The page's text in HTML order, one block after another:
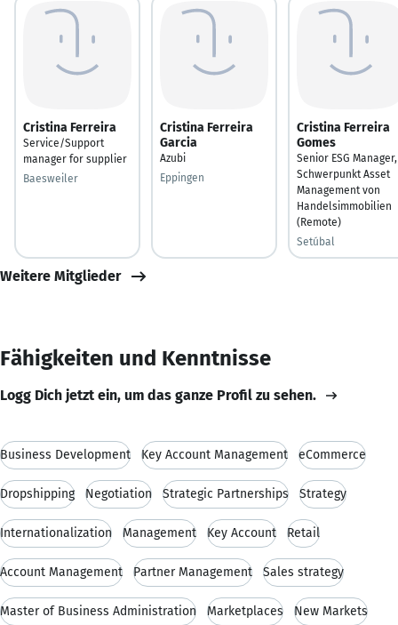
Cristina Ferreira
Service/Support
manager for supplier
Baesweiler
Cristina Ferreira
Garcia
Azubi
Eppingen
Cristina Ferreira
Gomes
Senior ESG Manager,
Schwerpunkt Asset
Management von
Handelsimmobilien
(Remote)
Setúbal
Weitere Mitglieder
Fähigkeiten und Kenntnisse
Logg Dich jetzt ein, um das ganze Profil zu sehen.
Business Development Key Account Management eCommerce
Dropshipping Negotiation Strategic Partnerships Strategy
Internationalization Management Key Account Retail
Account Management Partner Management Sales strategy
Master of Business Administration Marketplaces New Markets